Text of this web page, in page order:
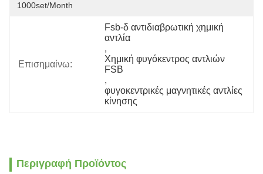
1000set/month
Επισημαίνω:
Fsb-δ αντιδιαβρωτική χημική
αντλία
,
Χημική φυγόκεντρος αντλιών
FSB
,
φυγοκεντρικές μαγνητικές αντλίες
κίνησης
Περιγραφή Προϊόντος